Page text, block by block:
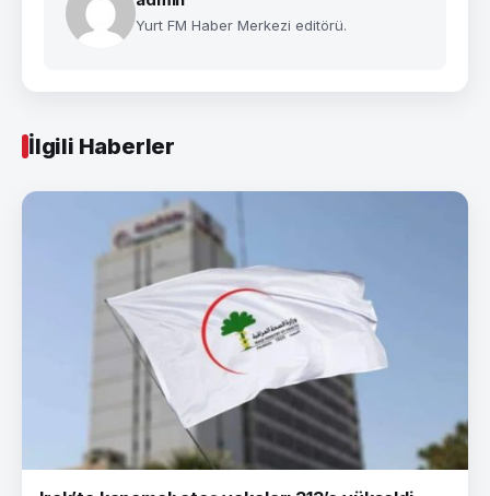
Yurt FM Haber Merkezi editörü.
İlgili Haberler